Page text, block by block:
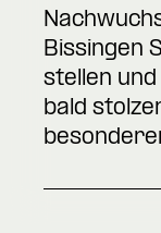
Bissingen
stellen
bald